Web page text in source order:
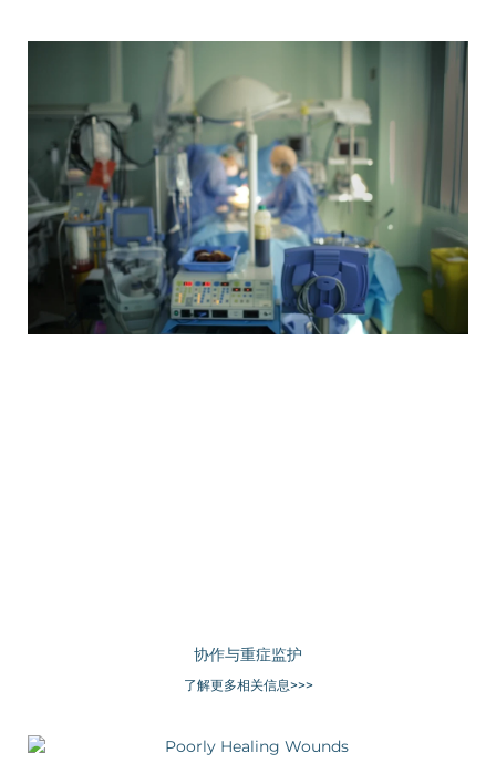
协作与重症监护
了解更多相关信息>>>